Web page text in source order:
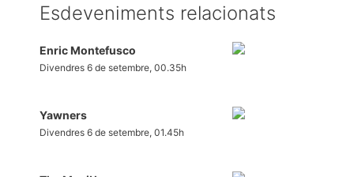
Esdeveniments relacionats
Enric Montefusco
Divendres 6 de setembre, 00.35h
Yawners
Divendres 6 de setembre, 01.45h